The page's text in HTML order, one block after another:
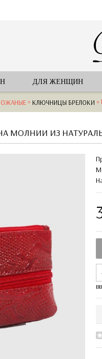
ДЛЯ ЖЕНЩИН
» КЛЮЧНИЦЫ БРЕЛОКИ »
МОЛНИИ ИЗ